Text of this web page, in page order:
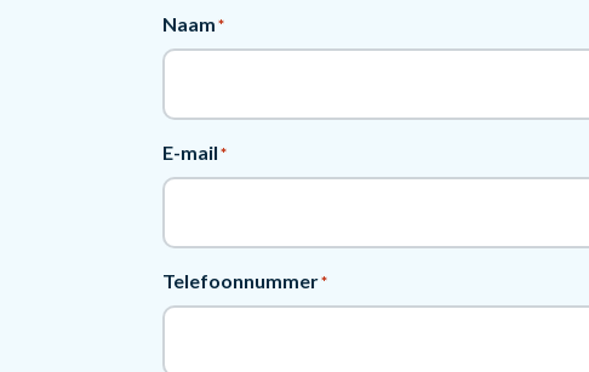
Naam *
E-mail *
Telefoonnummer*